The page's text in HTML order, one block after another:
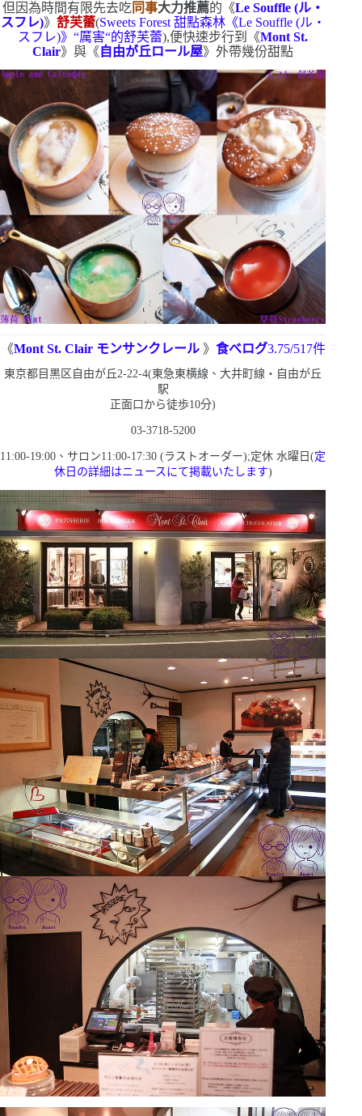
但因為時間有限先去吃同事大力推薦的《Le Souffle (ル・
スフレ)》 舒芙蕾(Sweets Forest 甜點森林《Le Souffle (ル・
スフレ)》“厲害“的舒芙蕾),便快速步行到《Mont St.
Clair》與 《 自由が丘ロール屋》外帶幾份甜點
《Mont St. Clair モンサンクレール 》 食べログ3.75/517件
東京都目黒区自由が丘2-22-4(東急東横線、大井町線・自由が丘
駅
正面口から徒歩10分)
03-3718-5200
11:00-19:00 、サロン11:00-17:30 (ラストオーダー);定休 水曜日(定
休日の詳細はニュースにて掲載いたします)